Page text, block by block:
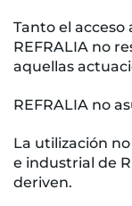
Tanto el
REFRALIA no
aquellas
REFRALIA no
La utilización
e industrial de
deriven.